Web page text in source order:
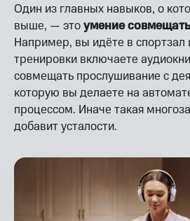
Один из главных навыков, о
выше, — этоумение
Например, вы идёте в спортзал
тренировки включаете
совмещать прослушивание с
которую вы делаете на
процессом. Иначе такая
добавит усталости.